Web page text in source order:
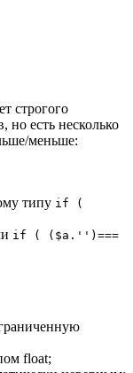
строгого
но есть несколько
меньше:
типу if (
if ( ($a.'')===
float;